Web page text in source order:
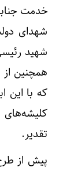
خدمت
شهدای
شهید
همچنین
که با این
تقدیر.
پیش از